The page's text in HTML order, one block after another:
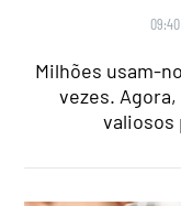
Milhões usam-
vezes.
valiosos